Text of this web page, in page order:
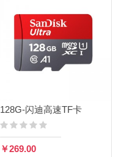
128G-闪迪高速TF卡
￥269.00